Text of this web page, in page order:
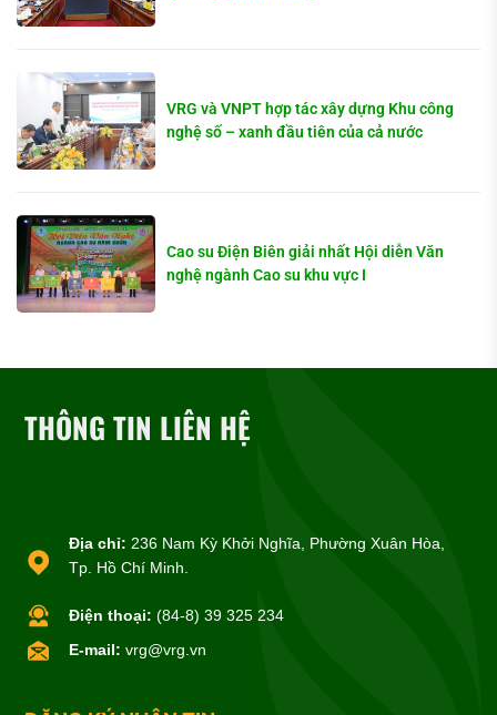
VRG và VNPT hợp tác xây dựng Khu công
nghệ số – xanh đầu tiên của cả nước
Cao su Điện Biên giải nhất Hội diễn Văn
nghệ ngành Cao su khu vực I
THÔNG TIN LIÊN HỆ
Địa chỉ: 236 Nam Kỳ Khởi Nghĩa, Phường Xuân Hòa,
Tp. Hồ Chí Minh.
Điện thoại: (84-8) 39 325 234
E-mail: vrg@vrg.vn